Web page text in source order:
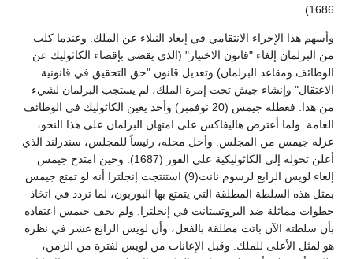
1686).
وأسهم هذا الإجراء الانتقامي في إبعاد النبلاء عن الملك. وعندما كلب
من البرلمان إلغاء "قانون الاختيار" (الذي يقضي بإقصاء الكاثوليك عن
الوظائف ومقاعد البرلمان) وتعديل قانون "حق التحقيق في قانونية
الاعتقال" وإنشاء جيش تحت إمرة الملك، لم يستجب البرلمان لشيء
من هذا. فعطله جيمس (20 نوفمبر) وأخذ يعين الكاثوليك في الوظائف
العامة. ولما أعترض هاليفاكس على امتهان البرلمان على هذا النحو،
عزله جيمس من المجلس. وأحل محله، رئيساً للمجلس، سندرلند الذي
أعلن تحوله إلى الكاثوليكية على الفور (1687). وحين امتدح جيمس
إلغاء لويس الرابع لرسوم نانت(9) استنتجت إنجلترا أنه لو تمتع جيمس
بمثل هذه السلطة المطلقة التي يتمتع بها البوربون، لما تردد في اتخاذ
خطوات مماثلة ضد البروتستانت في إنجلترا. ولم يخف جيمس اعتقاده
بأن سلطته الآن باتت مطلقة بالفعل، وأن لويس الرابع عشر في نظره
هو لمثل الأعلى للملك. وقبل الإعانات من لويس لفترة من الزمن،